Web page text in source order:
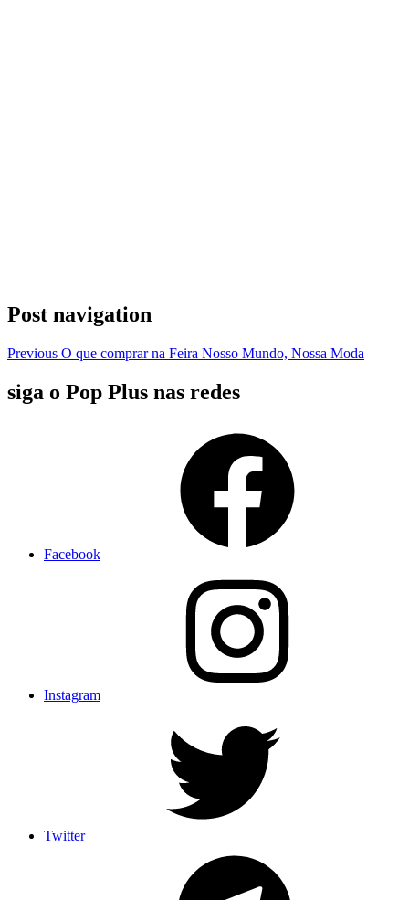
Post navigation
Previous O que comprar na Feira Nosso Mundo, Nossa Moda
siga o Pop Plus nas redes
Facebook
Instagram
Twitter